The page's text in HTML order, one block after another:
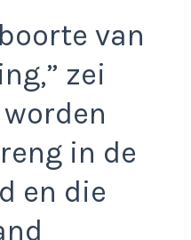
van
zei
worden
in de
en die